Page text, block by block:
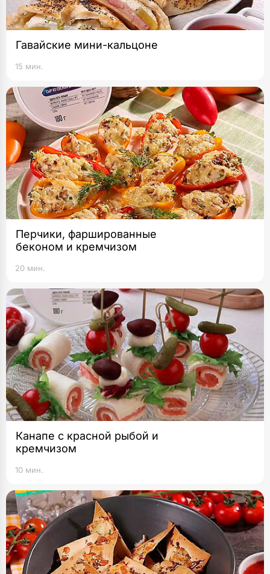
Гавайские мини-кальцоне
15 мин.
Перчики, фаршированные
беконом и кремчизом
20 мин.
Канапе с красной рыбой и
кремчизом
10 мин.